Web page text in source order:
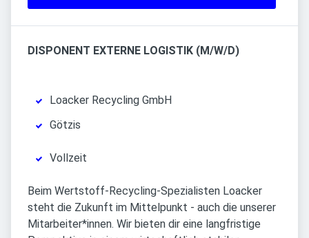
DISPONENT EXTERNE LOGISTIK (M/W/D)
Loacker Recycling GmbH
Götzis
Vollzeit
Beim Wertstoff-Recycling-Spezialisten Loacker
steht die Zukunft im Mittelpunkt - auch die unserer
Mitarbeiter*innen. Wir bieten dir eine langfristige